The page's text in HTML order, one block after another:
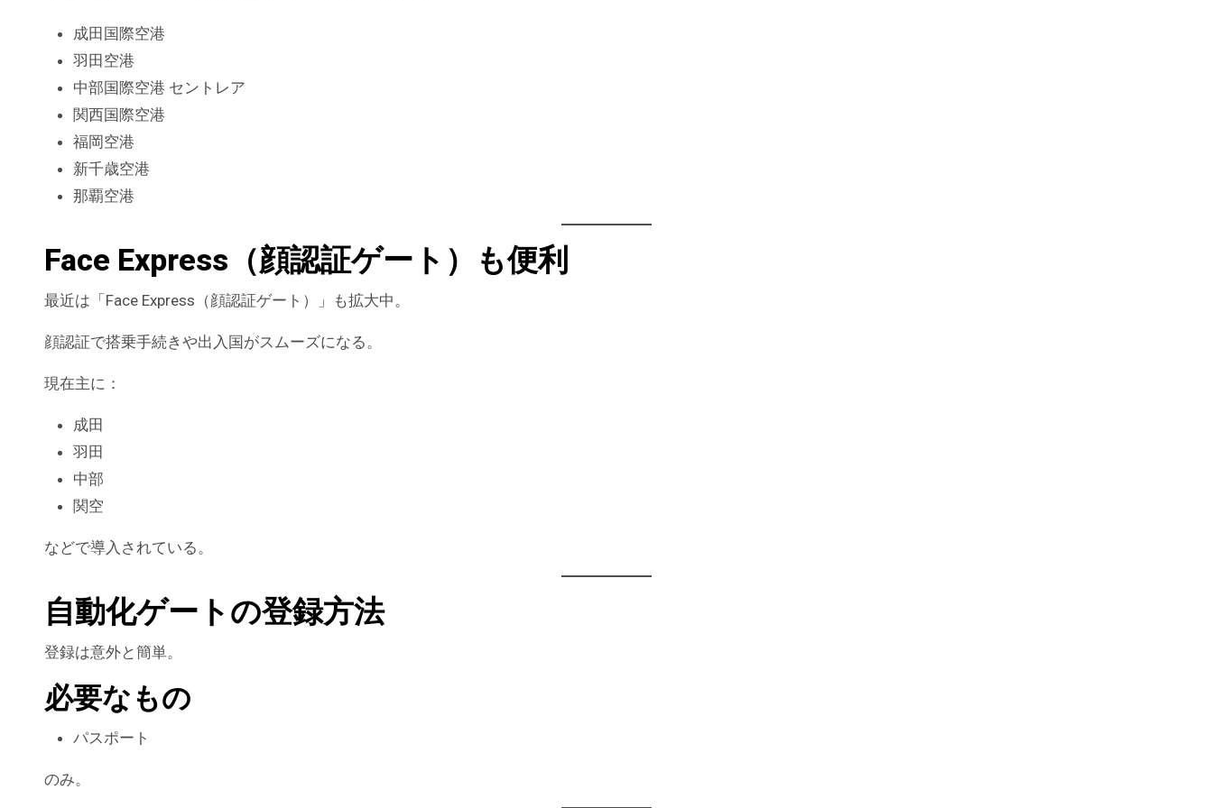
成田国際空港
羽田空港
中部国際空港 セントレア
関西国際空港
福岡空港
新千歳空港
那覇空港
Face Express（顔認証ゲート）も便利
最近は「Face Express（顔認証ゲート）」も拡大中。
顔認証で搭乗手続きや出入国がスムーズになる。
現在主に：
成田
羽田
中部
関空
などで導入されている。
自動化ゲートの登録方法
登録は意外と簡単。
必要なもの
パスポート
のみ。